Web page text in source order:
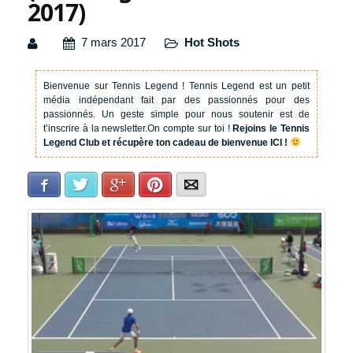
2017)
7 mars 2017 Hot Shots
Bienvenue sur Tennis Legend ! Tennis Legend est un petit
média indépendant fait par des passionnés pour des
passionnés. Un geste simple pour nous soutenir est de
t’inscrire à la newsletter.On compte sur toi !Rejoins le Tennis
Legend Club et récupère ton cadeau de bienvenue ICI !
Facebook Twitter Google+Pinterest